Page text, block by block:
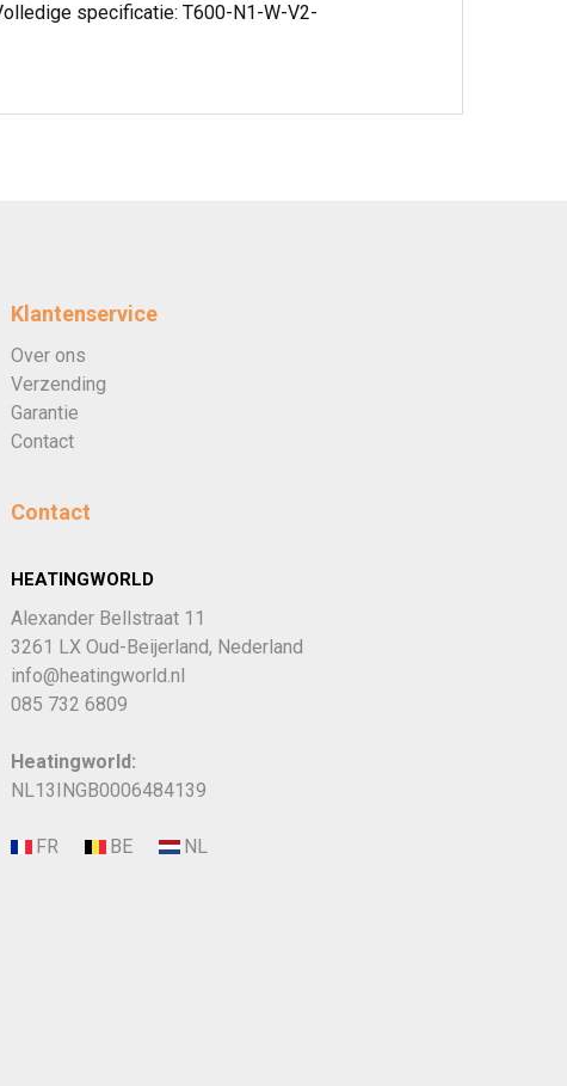
specificatie: T600-N1-W-V2-
Klantenservice
Over ons
Verzending
Garantie
Contact
Contact
HEATINGWORLD
Alexander Bellstraat 11
3261 LX Oud-Beijerland, Nederland
info@heatingworld.nl
085 732 6809
Heatingworld:
NL13INGB0006484139